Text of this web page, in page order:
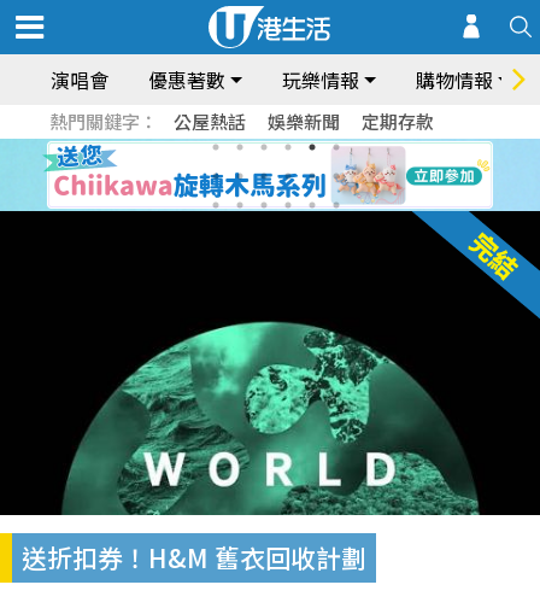
演唱會 優惠著數 玩樂情報 購物情報
熱門關鍵字： 公屋熱話 娛樂新聞 定期存款
送折扣券！H&M 舊衣回收計劃